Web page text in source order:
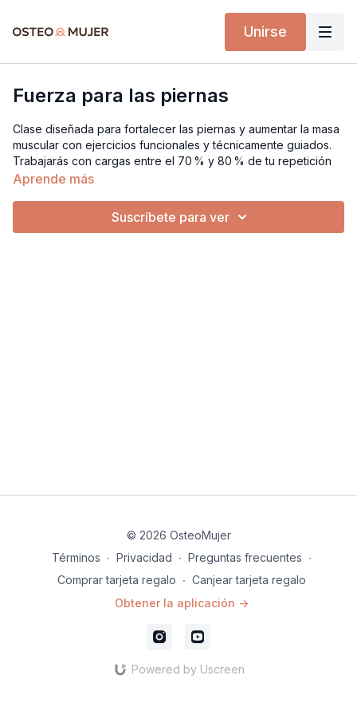
Unirse
Fuerza para las piernas
Clase diseñada para fortalecer las piernas y aumentar la masa
muscular con ejercicios funcionales y técnicamente guiados.
Trabajarás con cargas entre el 70 % y 80 % de tu repetición
máxima, estimulando también la densidad ósea de la cadera
Implementos necesarios:
Aprende más
Suscríbete para ver
© 2026 OsteoMujer
Términos ∙ Privacidad ∙ Preguntas frecuentes ∙
Comprar tarjeta regalo ∙ Canjear tarjeta regalo
Obtener la aplicación ->
Powered by Uscreen